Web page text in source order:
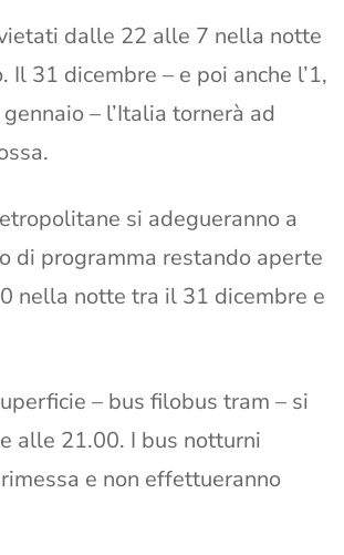
dalle 22 alle 7 nella notte
Il 31 dicembre – e poi anche l’1,
– l’Italia tornerà ad
si adegueranno a
di programma restando aperte
nella notte tra il 31 dicembre e
– bus filobus tram – si
alle 21.00. I bus notturni
e non effettueranno